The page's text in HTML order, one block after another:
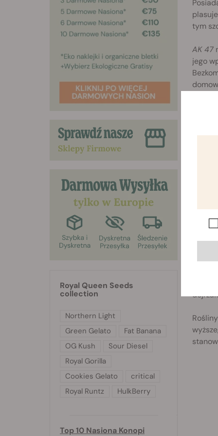
tym
AK 47
jego
High
Royal Queen Seeds
collection
Northern Light
Green Gelato
Fat Banana
OG Kush
Sour Diesel
Royal Gorilla
Cookies Gelato
critical
Royal Runtz
HulkBerry
Top 10 Nasiona Konopi